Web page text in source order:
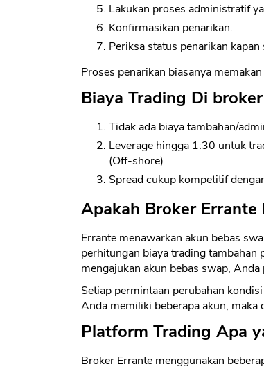
Lakukan proses administratif
Konfirmasikan penarikan.
Periksa status penarikan kapan
Proses penarikan biasanya
Biaya Trading Di
Tidak ada biaya tambahan/
Leverage hingga 1:30 untuk
(Off-shore)
Spread cukup kompetitif
Apakah Broker
Errante menawarkan akun bebas
perhitungan biaya trading
mengajukan akun bebas swap,
Setiap permintaan perubahan
Anda memiliki beberapa akun,
Platform Trading Apa
Broker Errante menggunakan